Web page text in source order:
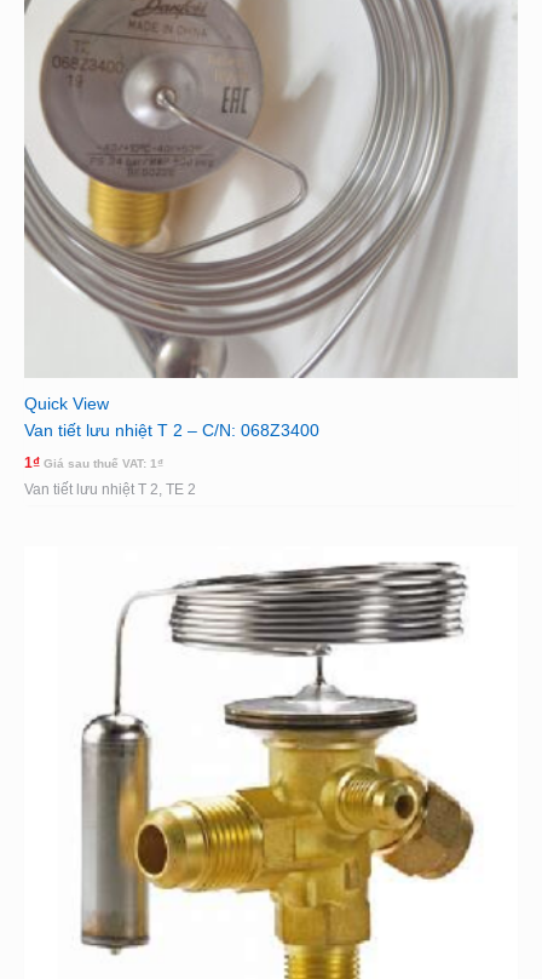
Quick View
Van tiết lưu nhiệt T 2 – C/N: 068Z3400
1₫ Giá sau thuế VAT: 1₫
Van tiết lưu nhiệt T 2, TE 2